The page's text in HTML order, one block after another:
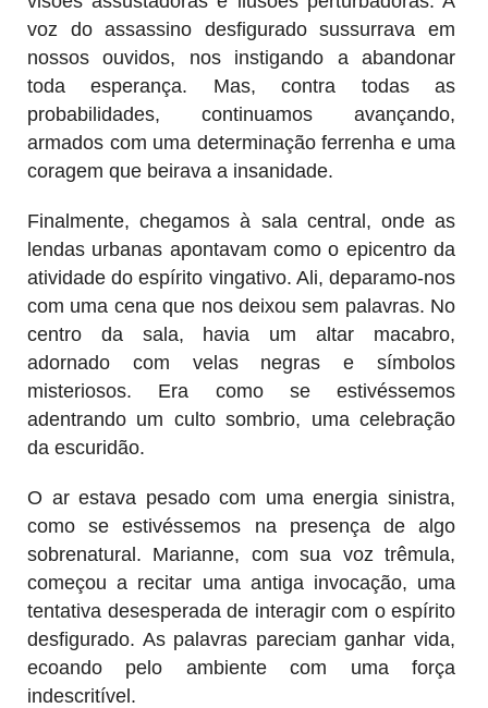
voz do assassino desfigurado sussurrava em
nossos ouvidos, nos instigando a abandonar
toda esperança. Mas, contra todas as
probabilidades, continuamos avançando,
armados com uma determinação ferrenha e uma
coragem que beirava a insanidade.
Finalmente, chegamos à sala central, onde as
lendas urbanas apontavam como o epicentro da
atividade do espírito vingativo. Ali, deparamo-nos
com uma cena que nos deixou sem palavras. No
centro da sala, havia um altar macabro,
adornado com velas negras e símbolos
misteriosos. Era como se estivéssemos
adentrando um culto sombrio, uma celebração
da escuridão.
O ar estava pesado com uma energia sinistra,
como se estivéssemos na presença de algo
sobrenatural. Marianne, com sua voz trêmula,
começou a recitar uma antiga invocação, uma
tentativa desesperada de interagir com o espírito
desfigurado. As palavras pareciam ganhar vida,
ecoando pelo ambiente com uma força
indescritível.